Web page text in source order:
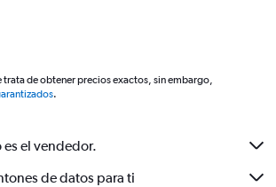
de obtener precios exactos, sin embargo,
.
el vendedor.
de datos para ti